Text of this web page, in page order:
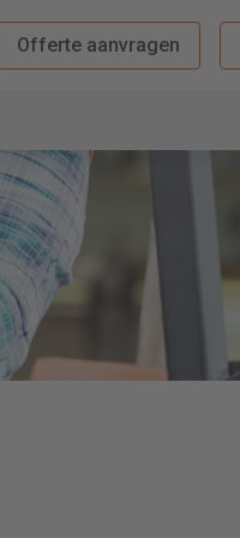
Offerte aanvragen